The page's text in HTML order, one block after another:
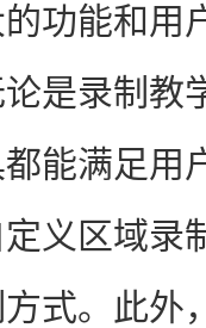
功能和用
是录制教
能满足用
义区域录
式。此外